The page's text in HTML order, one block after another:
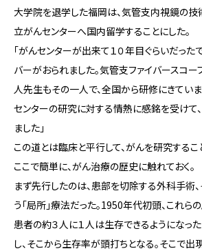
大学院を退学した福岡は、気管支内視鏡の
立がんセンターへ国内留学することにした。
「がんセンターが出来て１０年目ぐらいだった
バーがおられました。気管支ファイバースコ
人先生もその一人で、全国から研修にきていま
センターの研究に対する情熱に感銘を受けて
ました」
この道とは臨床と平行して、がんを研究するこ
ここで簡単に、がん治療の歴史に触れておく。
まず先行したのは、患部を切除する外科手術
う「局所」療法だった。1950年代初頭、これら
患者の約３人に１人は生存できるようになっ
し、そこから生存率が頭打ちとなる。そこで出